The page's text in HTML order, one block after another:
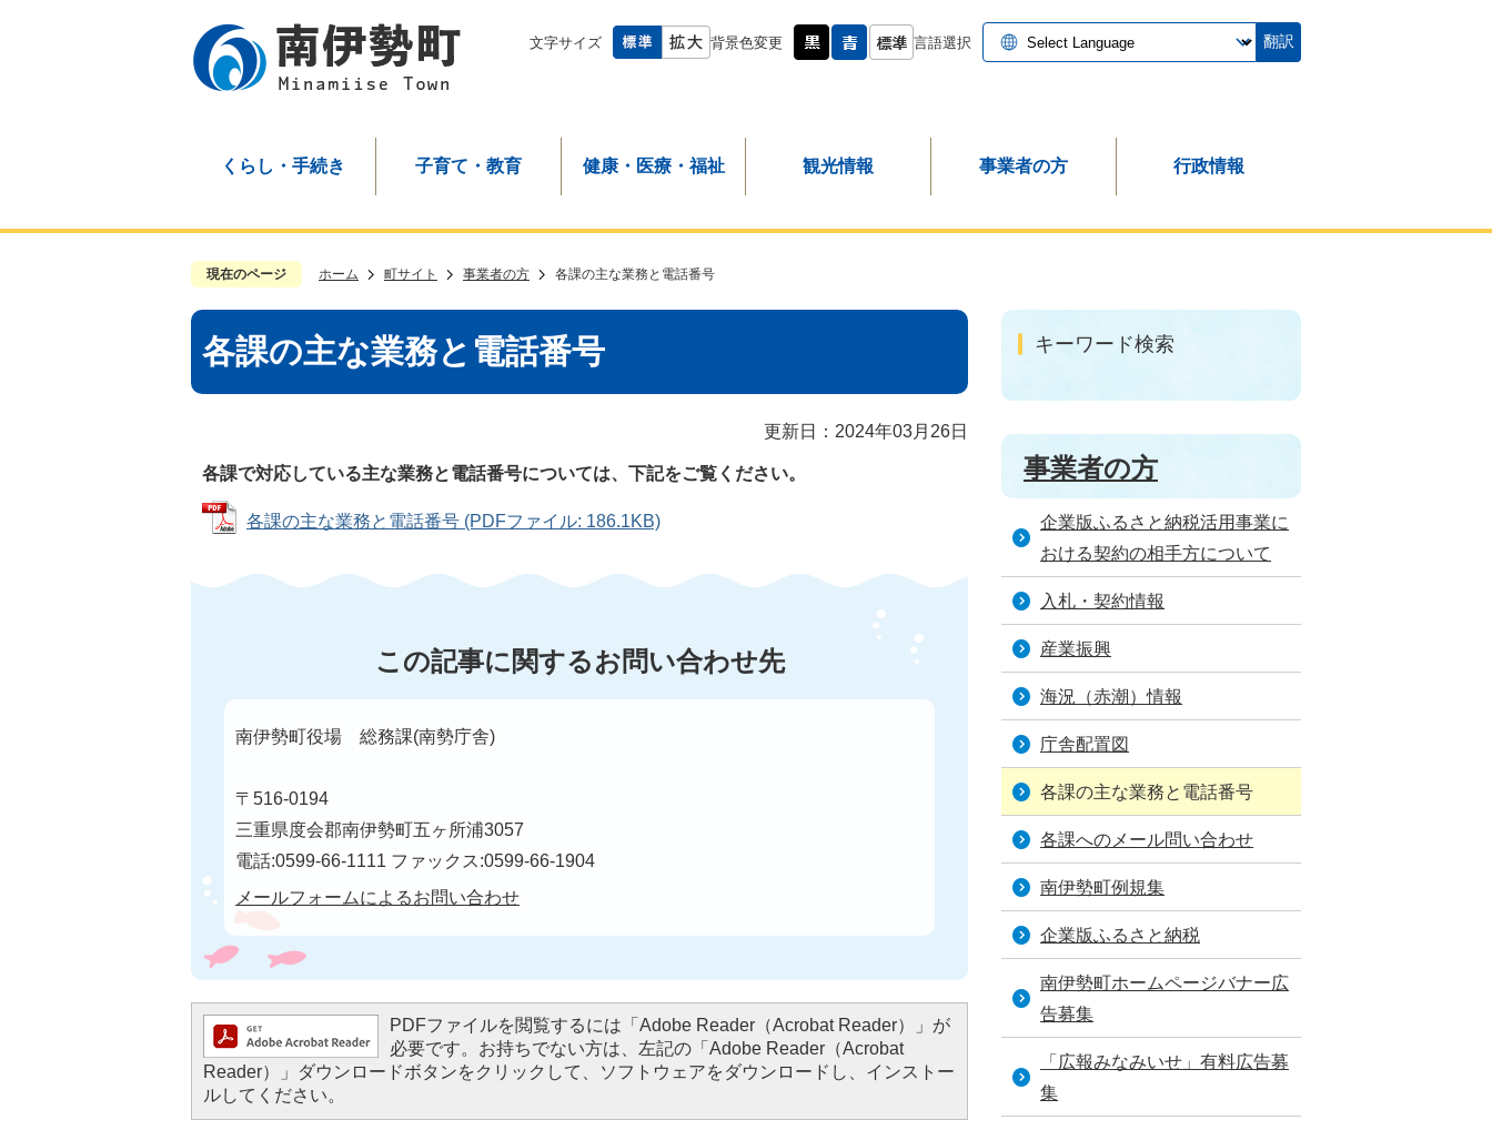
文字サイズ 背景色変更 言語選択 翻訳
くらし・手続き 子育て・教育 健康・医療・福祉 観光情報 事業者の方 行政情報
現在のページ ホーム 町サイト 事業者の方 各課の主な業務と電話番号
各課の主な業務と電話番号
更新日：2024年03月26日
各課で対応している主な業務と電話番号については、下記をご覧ください。
各課の主な業務と電話番号 (PDFファイル: 186.1KB)
この記事に関するお問い合わせ先
南伊勢町役場 総務課(南勢庁舎)
〒516-0194
三重県度会郡南伊勢町五ヶ所浦3057
電話:0599-66-1111 ファックス:0599-66-1904
メールフォームによるお問い合わせ
PDFファイルを閲覧するには「Adobe Reader（Acrobat Reader）」が
必要です。お持ちでない方は、左記の「Adobe Reader（Acrobat
Reader）」ダウンロードボタンをクリックして、ソフトウェアをダウンロードし、インストー
ルしてください。
キーワード検索
事業者の方
企業版ふるさと納税活用事業に
おける契約の相手方について
入札・契約情報
産業振興
海況（赤潮）情報
庁舎配置図
各課の主な業務と電話番号
各課へのメール問い合わせ
南伊勢町例規集
企業版ふるさと納税
南伊勢町ホームページバナー広
告募集
「広報みなみいせ」有料広告募
集